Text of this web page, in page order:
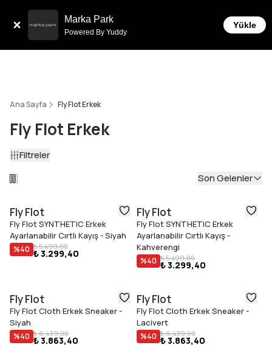
Marka Park
Powered By Yuddy
Yükle
Ana Sayfa Fly Flot Erkek
Fly Flot Erkek
Filtreler
Son Gelenler
Fly Flot
Fly Flot SYNTHETIC Erkek
Ayarlanabilir Cırtlı Kayış - Siyah
%40 ₺ 5.499,00
₺ 3.299,40
Fly Flot
Fly Flot SYNTHETIC Erkek
Ayarlanabilir Cırtlı Kayış -
Kahverengi
%40 ₺ 5.499,00
₺ 3.299,40
Fly Flot
Fly Flot Cloth Erkek Sneaker -
Siyah
%40 ₺ 6.439,00
₺ 3.863,40
Fly Flot
Fly Flot Cloth Erkek Sneaker -
Lacivert
%40 ₺ 6.439,00
₺ 3.863,40